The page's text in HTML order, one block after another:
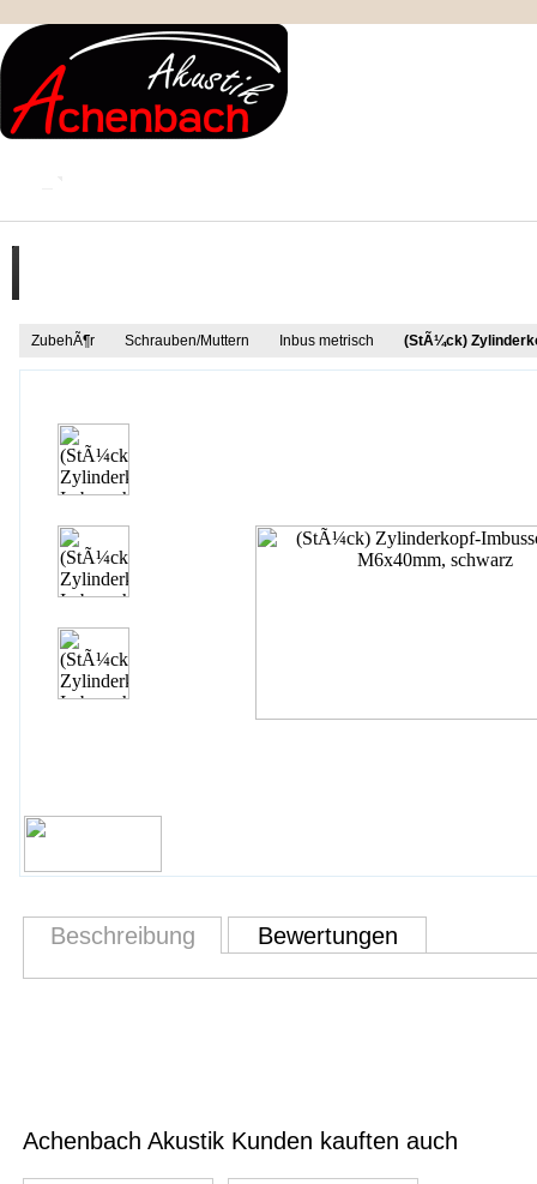
ZubehÃ¶r Schrauben/Muttern Inbus metrisch (StÃ¼ck)
Beschreibung Bewertungen
Achenbach Akustik Kunden kauften auch